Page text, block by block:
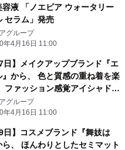
容液 「ノエビア ウォータリー
セラム」発売
グループ
年4月16日 11:00
7日】メイクアップブランド『エ
』から、 色と質感の重ね着を楽
ファッション感覚アイシャドウ
ルクローズシャドウ」の限定色
グループ
年4月16日 11:00
9日】コスメブランド『舞妓は
ら、 ほんわりとしたセミマット